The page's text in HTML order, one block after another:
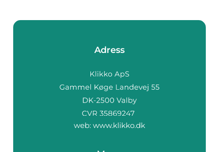
Adress
web: www.klikko.dk